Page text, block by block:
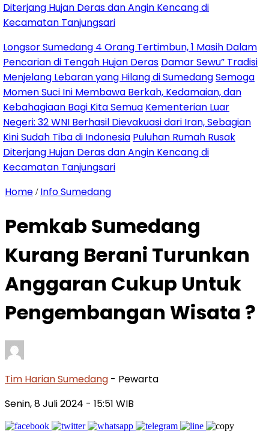
Hujan Deras dan Angin Kencang di
Tanjungsari
Sumedang 4 Orang Tertimbun, 1 Masih Dalam
di Tengah Hujan Deras Damar Sewu” Tradisi
Lebaran yang Hilang di SumedangSemoga
Suci Ini Membawa Berkah, Kedamaian, dan
Bagi Kita SemuaKementerian Luar
32 WNI Berhasil Dievakuasi dari Iran, Sebagian
Tiba di IndonesiaPuluhan Rumah Rusak
Hujan Deras dan Angin Kencang di
Tanjungsari
Home / Info Sumedang
Pemkab Sumedang
Kurang Berani Turunkan
Anggaran Cukup Untuk
Pengembangan Wisata ?
Tim Harian Sumedang - Pewarta
Senin, 8 Juli 2024 - 15:51 WIB